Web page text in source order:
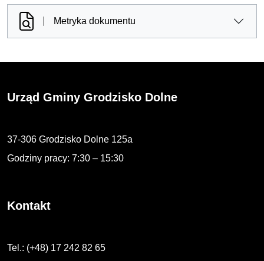
Metryka dokumentu
Urząd Gminy Grodzisko Dolne
37-306 Grodzisko Dolne 125a
Godziny pracy: 7:30 – 15:30
Kontakt
Tel.: (+48) 17 242 82 65